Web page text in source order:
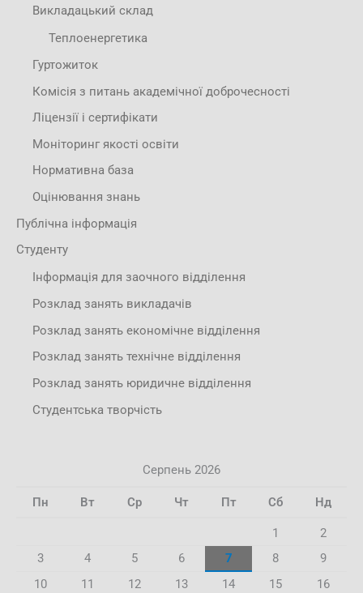
Викладацький склад
Теплоенергетика
Гуртожиток
Комісія з питань академічної доброчесності
Ліцензії і сертифікати
Моніторинг якості освіти
Нормативна база
Оцінювання знань
Публічна інформація
Студенту
Інформація для заочного відділення
Розклад занять викладачів
Розклад занять економічне відділення
Розклад занять технічне відділення
Розклад занять юридичне відділення
Студентська творчість
Серпень 2026
Пн Вт Ср Чт Пт Сб Нд
1
2
3
4 5 6 7 8
9
10
11 12 13 14 15
16